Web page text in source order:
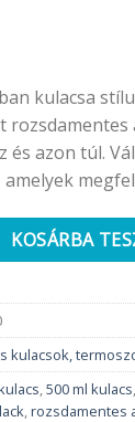
kulacsa
rozsdamentes
és azon túl.
KOSÁRBA
kulacsok,
,500 ml kulacs,
,rozsdamentes